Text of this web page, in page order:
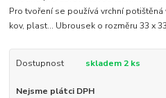
Pro tvoření se používá vrchní
kov, plast... Ubrousek o rozměru 33 x
Dostupnost skladem 2 ks
Nejsme plátci DPH